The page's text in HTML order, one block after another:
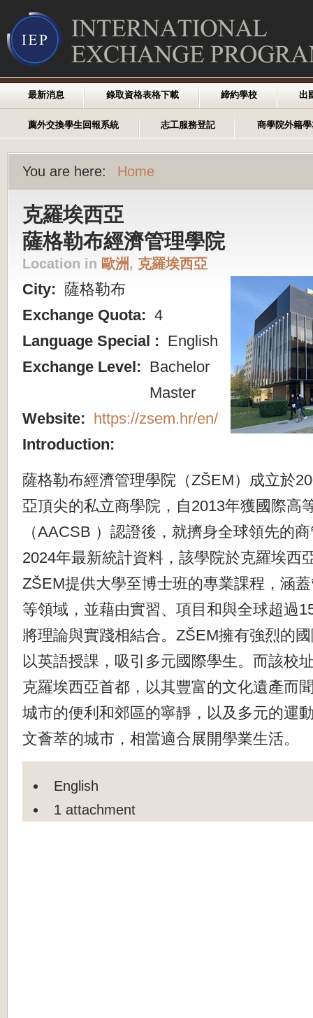
最新消息 錄取資格表格下載 締約學校 出
薦外交換學生回報系統 志工服務登記 商學院外籍
You are here: Home
克羅埃西亞
薩格勒布經濟管理學院
Location in 歐洲, 克羅埃西亞
City: 薩格勒布
Exchange Quota: 4
Language Special : English
Exchange Level: Bachelor
Master
Website: https://zsem.hr/en/
Introduction:
薩格勒布經濟管理學院（ZŠEM）成立於
亞頂尖的私立商學院，自2013年獲國際高
（AACSB ）認證後，就擠身全球領先的
2024年最新統計資料，該學院於克羅埃西
ZŠEM提供大學至博士班的專業課程，涵
等領域，並藉由實習、項目和與全球超過
將理論與實踐相結合。ZŠEM擁有強烈的
以英語授課，吸引多元國際學生。而該校
克羅埃西亞首都，以其豐富的文化遺產而
城市的便利和郊區的寧靜，以及多元的運
文薈萃的城市，相當適合展開學業生活。
English
1 attachment